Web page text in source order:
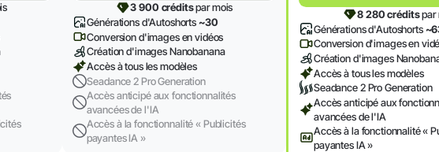
3 900 créditspar mois
Générations d'Autoshorts~30
Conversion d'images en vidéos
Création d'images Nanobanana
Accès à tous les modèles
Seadance 2 Pro Generation
Accès anticipé aux fonctionnalités
avancées de l'IA
Accès à la fonctionnalité « Publicités
payantes IA »
8 280 créditspar
Générations d'Autoshorts
Conversion d'images en
Création d'images
Accès à tous les modèles
Seadance 2 Pro Generation
Accès anticipé aux
avancées de l'IA
Accès à la fonctionnalité «
payantes IA »